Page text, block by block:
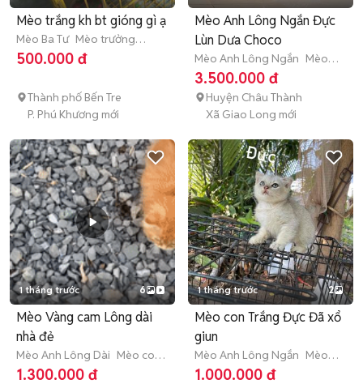
Mèo trắng kh bt gióng gì ạ
Mèo Ba Tư Mèo trưởng
thành (hơn 1 tuổi)
500.000 đ
Thành phố Bến Tre
P. Phú Khương mới
Mèo Anh Lông Ngắn Đực
Lùn Dưa Choco
Mèo Anh Lông Ngắn Mèo
trưởng thành (hơn 1 tuổi)
3.500.000 đ
Huyện Châu Thành
Xã Giao Long mới
1 tháng trước 6
Mèo Vàng cam Lông dài
nhà đẻ
Mèo Anh Lông Dài Mèo con
(dưới 3 tháng tuổi)
1.300.000 đ
1 tháng trước 2
Mèo con Trắng Đực Đã xổ
giun
Mèo Anh Lông Ngắn Mèo
con (dưới 3 tháng tuổi)
1.000.000 đ